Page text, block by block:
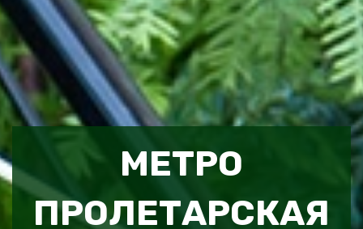
МЕТРО
ПРОЛЕТАРСКАЯ